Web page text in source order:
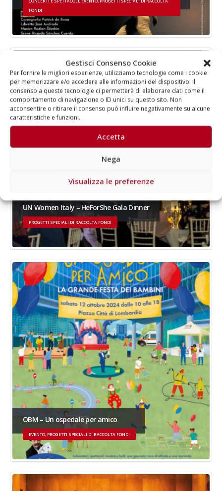
Gestisci Consenso Cookie
Per fornire le migliori esperienze, utilizziamo tecnologie come i cookie
per memorizzare e/o accedere alle informazioni del dispositivo. Il
consenso a queste tecnologie ci permetterà di elaborare dati come il
comportamento di navigazione o ID unici su questo sito. Non
acconsentire o ritirare il consenso può influire negativamente su alcune
caratteristiche e funzioni.
Accetta
Nega
Visualizza le preferenze
FONDI
UN Women Italy – HeForShe Gala Dinner
PROGETTI SPECIALI DI RACCOLTA FONDI
OBM – Un ospedale per amico
EVENTO, PROGETTI SPECIALI DI RACCOLTA FONDI